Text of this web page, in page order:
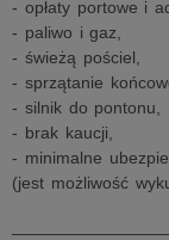
- opłaty portowe i
- paliwo i gaz,
- świeżą pościel,
- sprzątanie
- silnik do pontonu,
- brak kaucji,
- minimalne
(jest możliwość